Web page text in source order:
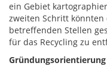
ein Gebiet
zweiten Schritt
betreffenden Stellen
für das Recycling zu